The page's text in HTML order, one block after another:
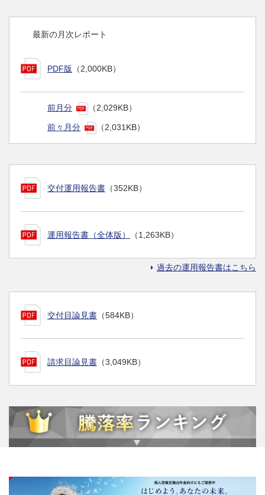
最新の月次レポート
PDF版 （2,000KB）
前月分 （2,029KB）
前々月分 （2,031KB）
交付運用報告書 （352KB）
運用報告書（全体版） （1,263KB）
過去の運用報告書はこちら
交付目論見書 （584KB）
請求目論見書 （3,049KB）